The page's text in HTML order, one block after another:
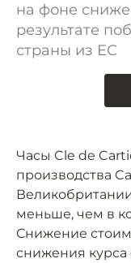
на фоне
результате
страны из ЕС
Часы Cle de
производства
меньше, чем в
Снижение
снижения курса